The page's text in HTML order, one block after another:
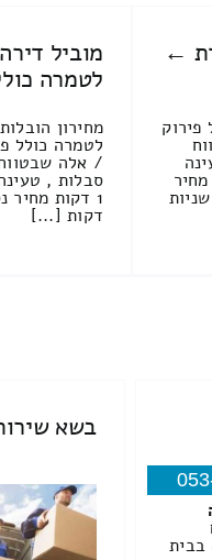
←
0 שניות מחיר
/ זמן נסיעה בין ערים 0 דקות 0 שניות
מוביל
לטמרה
מחירון
דקות [...]
בבית
בשא